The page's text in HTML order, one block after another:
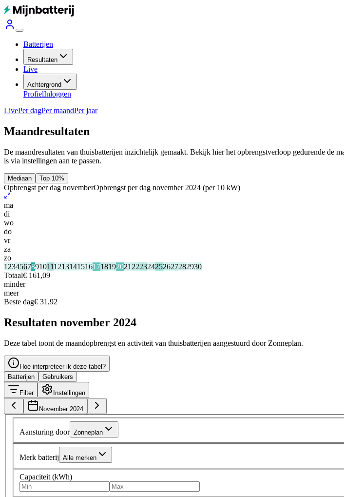
Batterijen
Resultaten
Live
Achtergrond
ProfielInloggen
LivePer dagPer maandPer jaar
Maandresultaten
De maandresultaten van thuisbatterijen inzichtelijk gemaakt. Bekijk hier het opbrengstverloop gedurende de
is via instellingen aan te passen.
Mediaan Top 10%
Opbrengst per dag novemberOpbrengst per dag november 2024 (per 10 kW)
ma
di
wo
do
vr
za
zo
1 23456789101112131415161718192021 222324252627282930
Totaal€ 161,09
minder
meer
Beste dag€ 31,92
Resultaten november 2024
Deze tabel toont de maandopbrengst en activiteit van thuisbatterijen aangestuurd door Zonneplan.
Hoe interpreteer ik deze tabel?
Batterijen
Gebruikers
Filter Instellingen
November 2024
Aansturing door Zonneplan
Merk batterij Alle merken
Capaciteit (kWh)